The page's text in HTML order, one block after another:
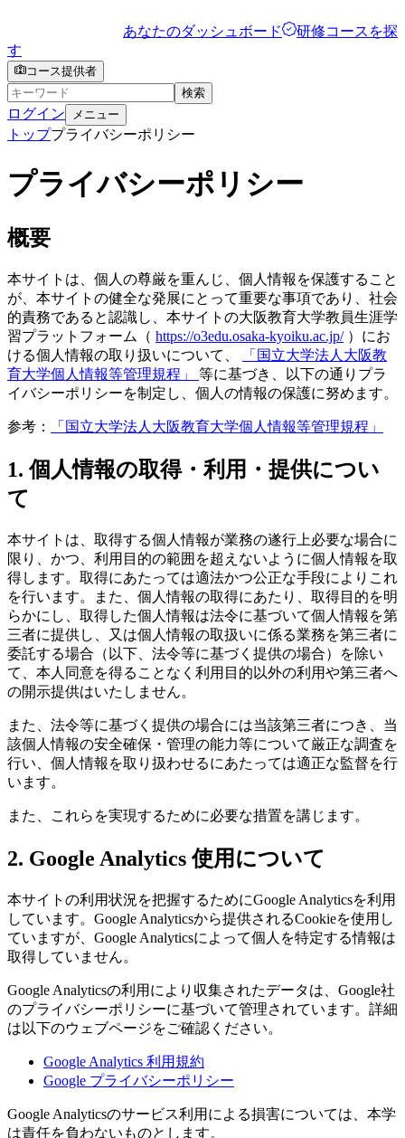
あなたのダッシュボード
研修コースを探
す
コース提供者
検索
ログイン メニュー
トッププライバシーポリシー
プライバシーポリシー
概要
本サイトは、個人の尊厳を重んじ、個人情報を保護すること
が、本サイトの健全な発展にとって重要な事項であり、社会
的責務であると認識し、本サイトの大阪教育大学教員生涯学
習プラットフォーム（ https://o3edu.osaka-kyoiku.ac.jp/）にお
ける個人情報の取り扱いについて、
「国立大学法人大阪教
育大学個人情報等管理規程」 等に基づき、以下の通りプラ
イバシーポリシーを制定し、個人の情報の保護に努めます。
参考： 「国立大学法人大阪教育大学個人情報等管理規程」
1. 個人情報の取得・利用・提供につい
て
本サイトは、取得する個人情報が業務の遂行上必要な場合に
限り、かつ、利用目的の範囲を超えないように個人情報を取
得します。取得にあたっては適法かつ公正な手段によりこれ
を行います。また、個人情報の取得にあたり、取得目的を明
らかにし、取得した個人情報は法令に基づいて個人情報を第
三者に提供し、又は個人情報の取扱いに係る業務を第三者に
委託する場合（以下、法令等に基づく提供の場合）を除い
て、本人同意を得ることなく利用目的以外の利用や第三者へ
の開示提供はいたしません。
また、法令等に基づく提供の場合には当該第三者につき、当
該個人情報の安全確保・管理の能力等について厳正な調査を
行い、個人情報を取り扱わせるにあたっては適正な監督を行
います。
また、これらを実現するために必要な措置を講じます。
2. Google Analytics 使用について
本サイトの利用状況を把握するためにGoogle Analyticsを利用
しています。Google Analyticsから提供されるCookieを使用し
ていますが、Google Analyticsによって個人を特定する情報は
取得していません。
Google Analyticsの利用により収集されたデータは、Google社
のプライバシーポリシーに基づいて管理されています。詳細
は以下のウェブページをご確認ください。
Google Analytics 利用規約
Google プライバシーポリシー
Google Analyticsのサービス利用による損害については、本学
は責任を負わないものとします。